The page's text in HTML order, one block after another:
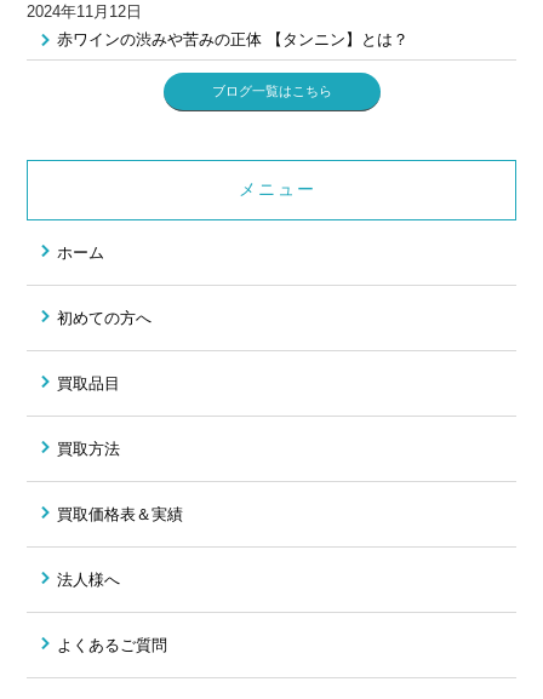
2024年11月12日
赤ワインの渋みや苦みの正体 【タンニン】とは？
ブログ一覧はこちら
メニュー
ホーム
初めての方へ
買取品目
買取方法
買取価格表＆実績
法人様へ
よくあるご質問